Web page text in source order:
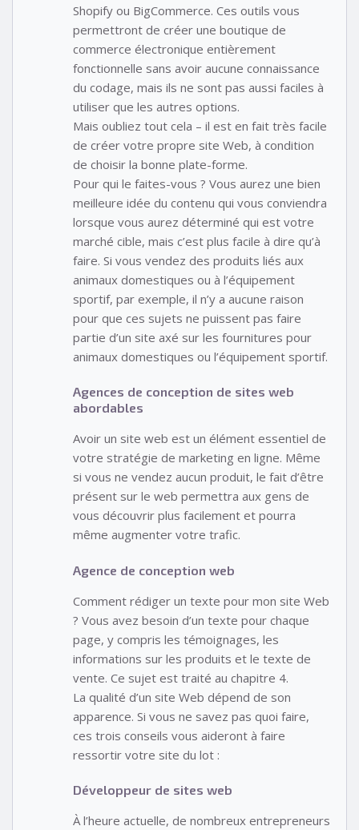
Shopify ou BigCommerce. Ces outils vous
permettront de créer une boutique de
commerce électronique entièrement
fonctionnelle sans avoir aucune connaissance
du codage, mais ils ne sont pas aussi faciles à
utiliser que les autres options.
Mais oubliez tout cela – il est en fait très facile
de créer votre propre site Web, à condition
de choisir la bonne plate-forme.
Pour qui le faites-vous ? Vous aurez une bien
meilleure idée du contenu qui vous conviendra
lorsque vous aurez déterminé qui est votre
marché cible, mais c’est plus facile à dire qu’à
faire. Si vous vendez des produits liés aux
animaux domestiques ou à l’équipement
sportif, par exemple, il n’y a aucune raison
pour que ces sujets ne puissent pas faire
partie d’un site axé sur les fournitures pour
animaux domestiques ou l’équipement sportif.
Agences de conception de sites web
abordables
Avoir un site web est un élément essentiel de
votre stratégie de marketing en ligne. Même
si vous ne vendez aucun produit, le fait d’être
présent sur le web permettra aux gens de
vous découvrir plus facilement et pourra
même augmenter votre trafic.
Agence de conception web
Comment rédiger un texte pour mon site Web
? Vous avez besoin d’un texte pour chaque
page, y compris les témoignages, les
informations sur les produits et le texte de
vente. Ce sujet est traité au chapitre 4.
La qualité d’un site Web dépend de son
apparence. Si vous ne savez pas quoi faire,
ces trois conseils vous aideront à faire
ressortir votre site du lot :
Développeur de sites web
À l’heure actuelle, de nombreux entrepreneurs